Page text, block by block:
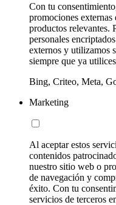
Con tu
promociones
productos relevantes.
personales
externos y utilizamos
siempre que ya
Bing, Criteo, Meta,
Marketing
Al aceptar estos
contenidos
nuestro sitio web o
de navegación y
éxito. Con tu
servicios de terceros